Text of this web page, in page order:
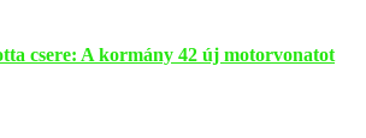
csere: A kormány 42 új motorvonatot